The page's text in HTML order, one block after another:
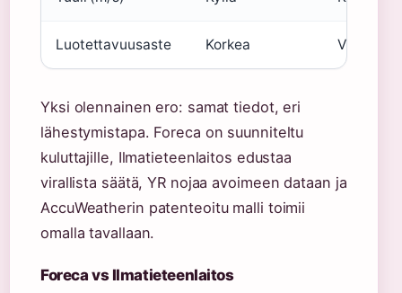
Luotettavuusaste Korkea
Yksi olennainen ero: samat tiedot, eri
lähestymistapa. Foreca on suunniteltu
kuluttajille, Ilmatieteenlaitos edustaa
virallista säätä, YR nojaa avoimeen dataan ja
AccuWeatherin patenteoitu malli toimii
omalla tavallaan.
Foreca vs Ilmatieteenlaitos